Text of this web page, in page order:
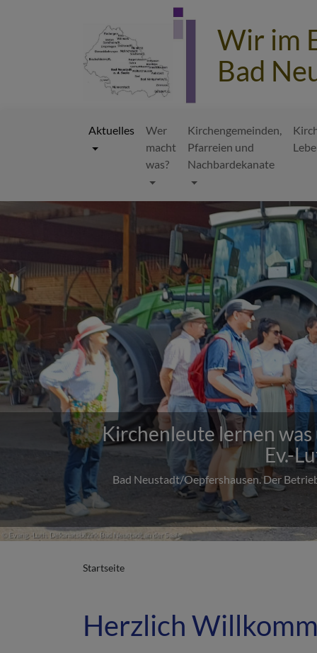
Wir im
Bad
Hauptnavigation
Aktuelles
Wer
macht
was?
Kirchengemeinden,
Pfarreien und
Nachbardekanate
70 Jahre alt und immer
Am 19. Juli wurde in Mühlfeld groß und
Previous
Startseite
Herzlich